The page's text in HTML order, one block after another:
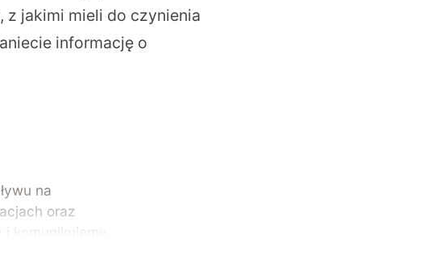
z jakimi mieli do czynienia
informację o
na
oraz
komunikujemy
rozwojem